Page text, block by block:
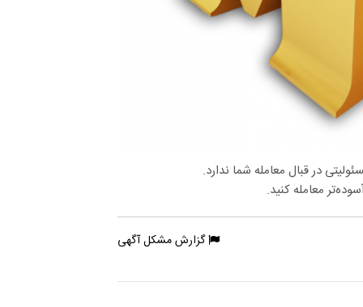
در قبال معامله شما ندارد.
معامله کنید.
گزارش مشکل آگهی